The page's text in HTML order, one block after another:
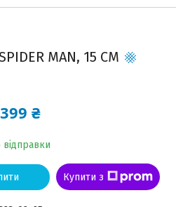
MAN, 15 СМ
399 ₴
Купити з